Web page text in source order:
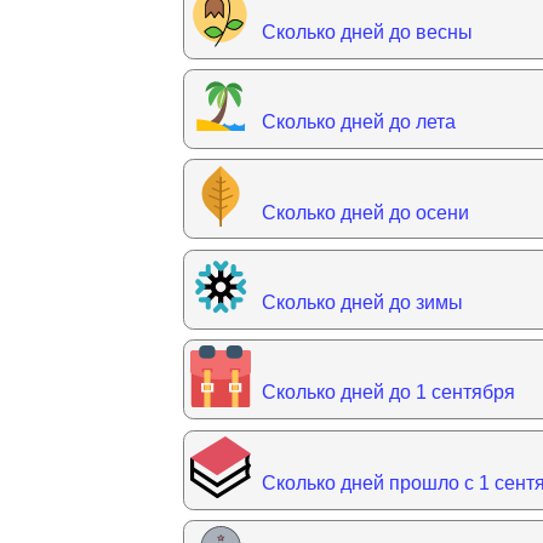
Сколько дней до весны
Сколько дней до лета
Сколько дней до осени
Сколько дней до зимы
Сколько дней до 1 сентября
Сколько дней прошло с 1